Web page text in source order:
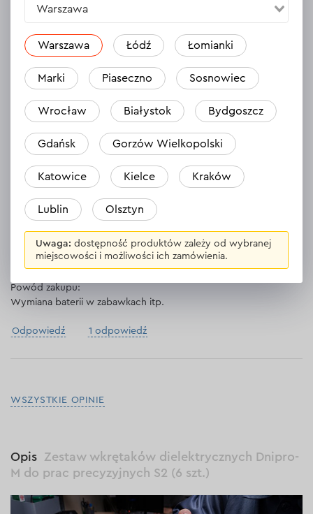
Odpowiedź
31.10.2023
Skąd wiadomo, które śrubokręty znajdują się w zestawie?
Odpowiedź 1 odpowiedź
Vitaliy
Świetny zestaw śrubokrętów. Z przyjemnością wymieniam nimi
baterie w różnych dziecięcych zabawkach. Radzą sobie ze
Powód zakupu:
Wymiana baterii w zabawkach itp.
Odpowiedź 1 odpowiedź
WSZYSTKIE OPINIE
Opis
Zestaw wkrętaków dielektrycznych Dnipro-
M do prac precyzyjnych S2 (6 szt.)
Warszawa
Warszawa Łódź Łomianki
Marki Piaseczno Sosnowiec
Wrocław Białystok Bydgoszcz
Gdańsk Gorzów Wielkopolski
Katowice Kielce Kraków
Lublin Olsztyn
Uwaga: dostępność produktów zależy od wybranej
miejscowości i możliwości ich zamówienia.